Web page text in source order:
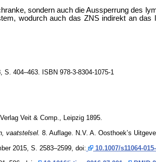
sondern auch die Aussperrung des
wodurch auch das ZNS indirekt an das
404–463. ISBN 978-3-8304-1075-1
Verlag Veit & Comp., Leipzig 1895.
vaatstelsel. 8. Auflage. N.V. A. Oosthoek’s
2015, S. 2583–2599, doi:
10.1007/s11064-